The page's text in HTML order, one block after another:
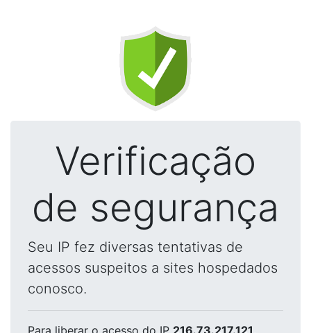
Verificação
de segurança
Seu IP fez diversas tentativas de
acessos suspeitos a sites hospedados
conosco.
Para liberar o acesso do IP 216.73.217.121,